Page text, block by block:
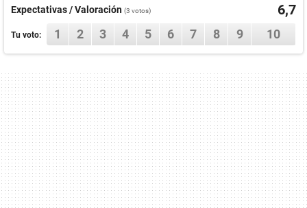
Expectativas / Valoración (3 votos) 6,7
Tu voto: 1 2 3 4 5 6 7 8 9 10